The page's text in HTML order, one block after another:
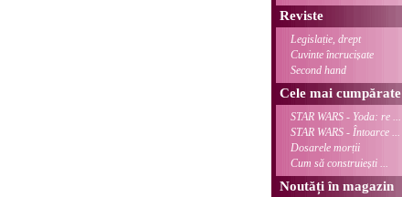
Reviste
Legislație, drept
Cuvinte încrucișate
Second hand
Cele mai cumpărate
STAR WARS - Yoda: re ...
STAR WARS - Întoarce ...
Dosarele morții
Cum să construiești ...
Noutăți în magazin